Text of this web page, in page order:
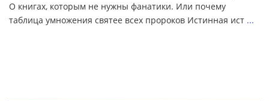
О книгах, которым не нужны фанатики. Или почему
таблица умножения святее всех пророков Истинная ист ...